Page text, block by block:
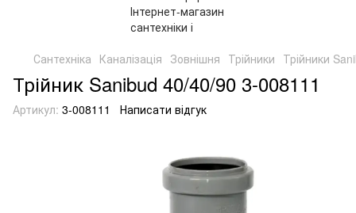
Сантехніка Каналізація Зовнішня Трійники Трійники
Трійник Sanibud 40/40/90 3-008111
Артикул: 3-008111 Написати відгук